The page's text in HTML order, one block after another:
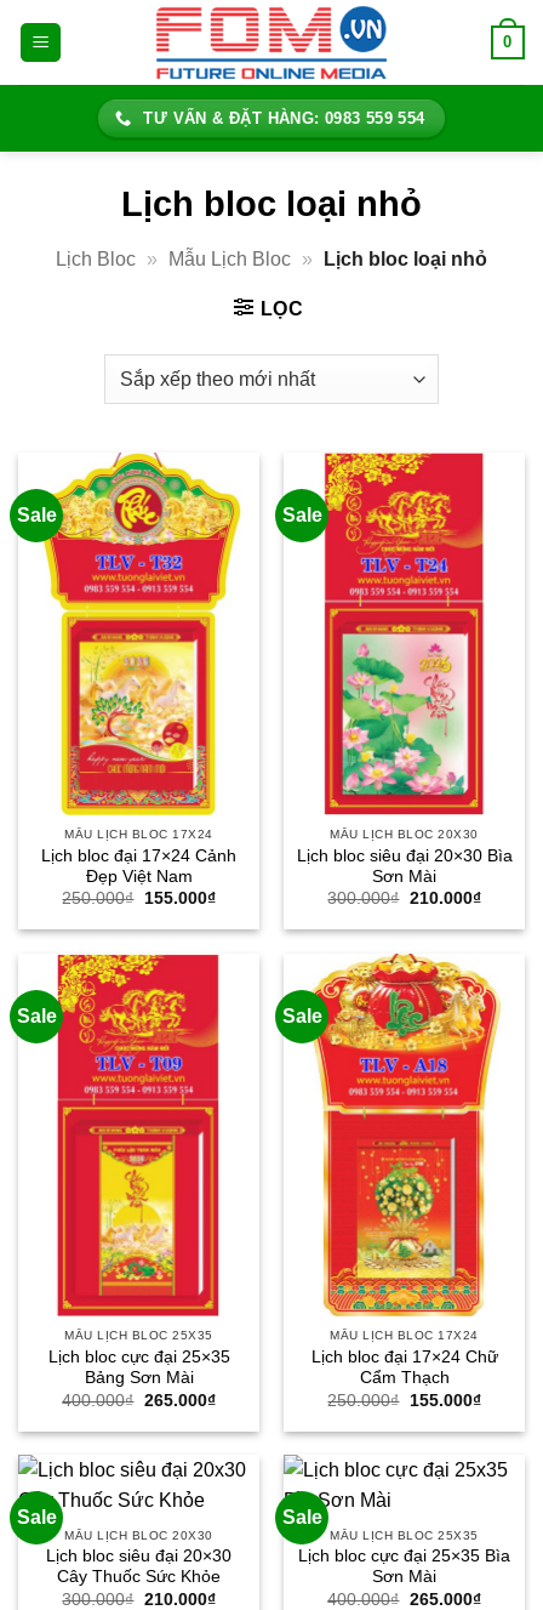
0
TƯ VẤN & ĐẶT HÀNG: 0983 559 554
Lịch bloc loại nhỏ
Lịch Bloc » Mẫu Lịch Bloc » Lịch bloc loại nhỏ
LỌC
Sale
MẪU LỊCH BLOC 17X24
Lịch bloc đại 17×24 Cảnh
Đẹp Việt Nam
250.000₫
Giá
là:
155.000₫Giá
tại
155.000₫.
Sale
MẪU LỊCH BLOC 20X30
Lịch bloc siêu đại 20×30 Bìa
Sơn Mài
300.000₫ Giá
là:
210.000₫Giá
tại
Sale
MẪU LỊCH BLOC 25X35
Lịch bloc cực đại 25×35
Bảng Sơn Mài
400.000₫ Giá
là:
265.000₫Giá
tại
265.000₫.
Sale
MẪU LỊCH BLOC 17X24
Lịch bloc đại 17×24 Chữ
Cẩm Thạch
250.000₫
Giá
là:
155.000₫Giá
tại
Sale
MẪU LỊCH BLOC 20X30
Lịch bloc siêu đại 20×30
Cây Thuốc Sức Khỏe
300.000₫ Giá
210.000₫Giá
Sale
MẪU LỊCH BLOC 25X35
Lịch bloc cực đại 25×35 Bìa
Sơn Mài
400.000₫ Giá
265.000₫Giá